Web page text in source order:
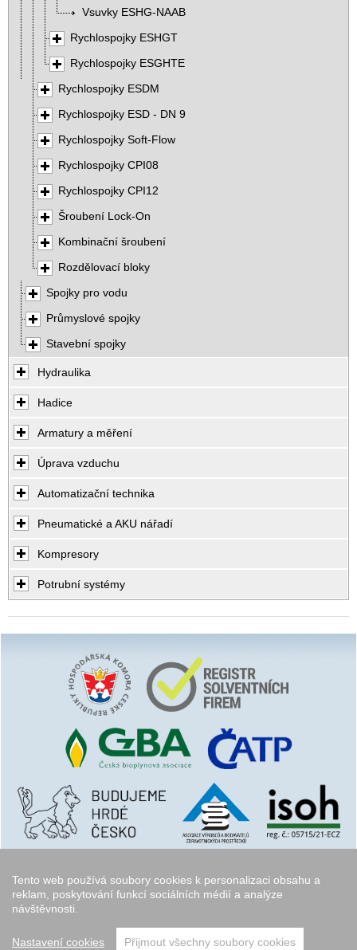
Tento web používá soubory cookies k personalizaci obsahu a
reklam, poskytování funkcí sociálních médií a analýze
návštěvnosti.
Nastavení cookies Přijmout všechny soubory cookies
Vsuvky ESHG-NAAB
Rychlospojky ESHGT
Rychlospojky ESGHTE
Rychlospojky ESDM
Rychlospojky ESD - DN 9
Rychlospojky Soft-Flow
Rychlospojky CPI08
Rychlospojky CPI12
Šroubení Lock-On
Kombinační šroubení
Rozdělovací bloky
Spojky pro vodu
Průmyslové spojky
Stavební spojky
Hydraulika
Hadice
Armatury a měření
Úprava vzduchu
Automatizační technika
Pneumatické a AKU nářadí
Kompresory
Potrubní systémy